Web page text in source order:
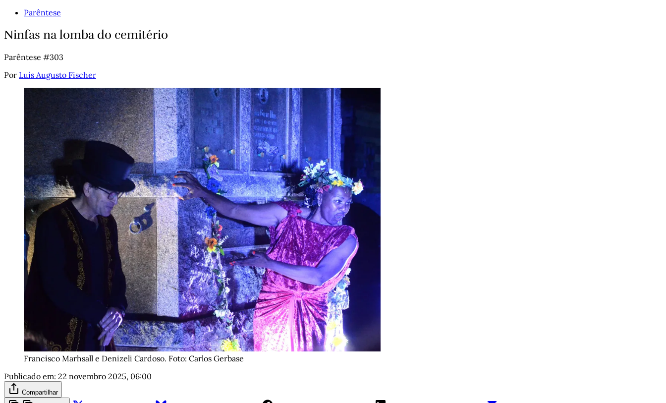
Parêntese
Ninfas na lomba do cemitério
Parêntese #303
Por Luís Augusto Fischer
Francisco Marhsall e Denizeli Cardoso. Foto: Carlos Gerbase
Publicado em: 22 novembro 2025, 06:00
Compartilhar